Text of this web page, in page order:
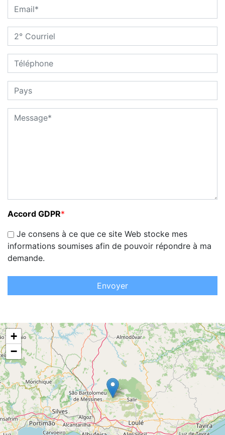
Accord GDPR*
Je consens à ce que ce site Web stocke mes
informations soumises afin de pouvoir répondre à ma
demande.
Envoyer
+
−